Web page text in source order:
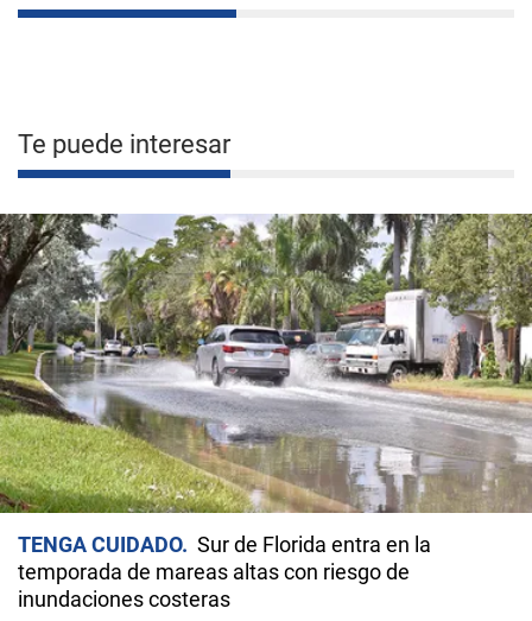
Te puede interesar
TENGA CUIDADO
Sur de Florida entra en la
temporada de mareas altas con riesgo de
inundaciones costeras